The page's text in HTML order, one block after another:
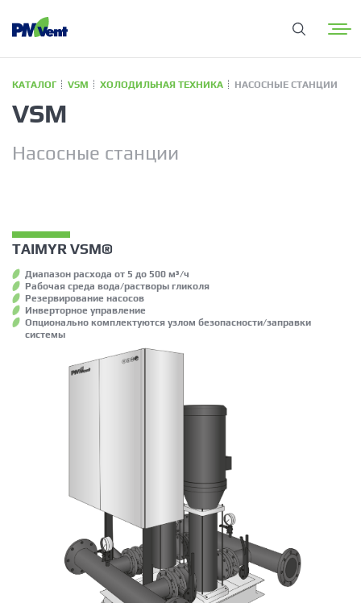
КАТАЛОГ VSM ХОЛОДИЛЬНАЯ ТЕХНИКА НАСОСНЫЕ СТАНЦИИ
VSM
Насосные станции
TAIMYR VSM®
Диапазон расхода от 5 до 500 м³/ч
Рабочая среда вода/растворы гликоля
Резервирование насосов
Инверторное управление
Опционально комплектуются узлом безопасности/заправки
системы